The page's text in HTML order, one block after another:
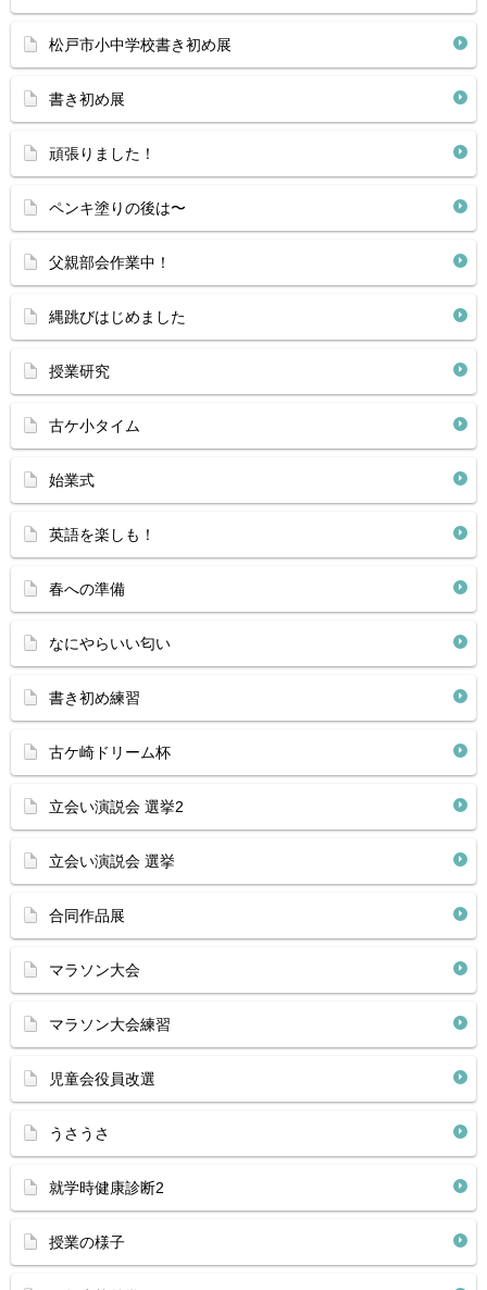
松戸市小中学校書き初め展
書き初め展
頑張りました！
ペンキ塗りの後は〜
父親部会作業中！
縄跳びはじめました
授業研究
古ケ小タイム
始業式
英語を楽しも！
春への準備
なにやらいい匂い
書き初め練習
古ケ崎ドリーム杯
立会い演説会 選挙2
立会い演説会 選挙
合同作品展
マラソン大会
マラソン大会練習
児童会役員改選
うさうさ
就学時健康診断2
授業の様子